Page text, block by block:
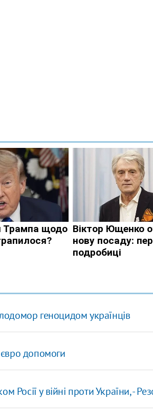
геноцидом українців
євро допомоги
Росії у війні проти України, -